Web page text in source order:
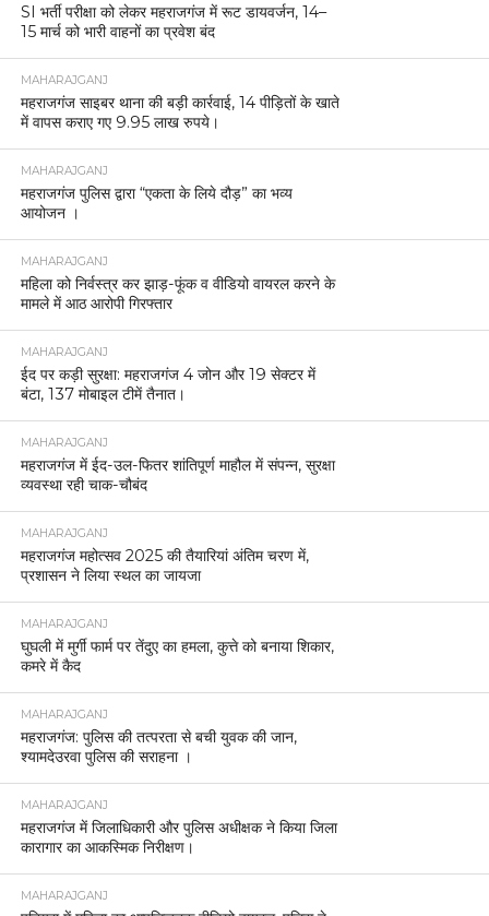
SI भर्ती परीक्षा को लेकर महराजगंज में रूट डायवर्जन, 14–
15 मार्च को भारी वाहनों का प्रवेश बंद
MAHARAJGANJ
महराजगंज साइबर थाना की बड़ी कार्रवाई, 14 पीड़ितों के खाते
में वापस कराए गए 9.95 लाख रुपये।
MAHARAJGANJ
महराजगंज पुलिस द्वारा “एकता के लिये दौड़” का भव्य
आयोजन ।
MAHARAJGANJ
महिला को निर्वस्त्र कर झाड़-फूंक व वीडियो वायरल करने के
मामले में आठ आरोपी गिरफ्तार
MAHARAJGANJ
ईद पर कड़ी सुरक्षा: महराजगंज 4 जोन और 19 सेक्टर में
बंटा, 137 मोबाइल टीमें तैनात।
MAHARAJGANJ
महराजगंज में ईद-उल-फितर शांतिपूर्ण माहौल में संपन्न, सुरक्षा
व्यवस्था रही चाक-चौबंद
MAHARAJGANJ
महराजगंज महोत्सव 2025 की तैयारियां अंतिम चरण में,
प्रशासन ने लिया स्थल का जायजा
MAHARAJGANJ
घुघली में मुर्गी फार्म पर तेंदुए का हमला, कुत्ते को बनाया शिकार,
कमरे में कैद
MAHARAJGANJ
महराजगंज: पुलिस की तत्परता से बची युवक की जान,
श्यामदेउरवा पुलिस की सराहना ।
MAHARAJGANJ
महराजगंज में जिलाधिकारी और पुलिस अधीक्षक ने किया जिला
कारागार का आकस्मिक निरीक्षण।
MAHARAJGANJ